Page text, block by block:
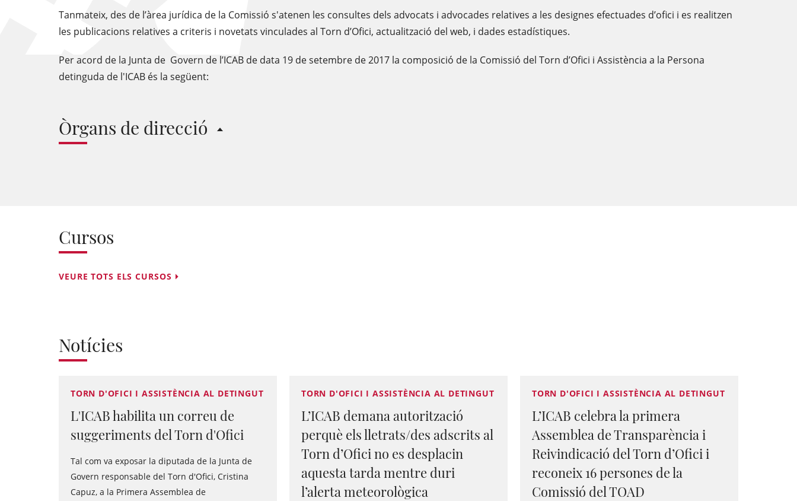
Tanmateix, des de l’àrea jurídica de la Comissió s'atenen les consultes dels advocats i advocades relatives a les designes efectuades d’ofici i es realitzen
les publicacions relatives a criteris i novetats vinculades al Torn d’Ofici, actualització del web, i dades estadístiques.
Per acord de la Junta de Govern de l’ICAB de data 19 de setembre de 2017 la composició de la Comissió del Torn d’Ofici i Assistència a la Persona
detinguda de l'ICAB és la següent:
Òrgans de direcció
Cursos
VEURE TOTS ELS CURSOS
Notícies
TORN D'OFICI I ASSISTÈNCIA AL DETINGUT
L'ICAB habilita un correu de
suggeriments del Torn d'Ofici
Tal com va exposar la diputada de la Junta de
Govern responsable del Torn d'Ofici, Cristina
Capuz, a la Primera Assemblea de
TORN D'OFICI I ASSISTÈNCIA AL DETINGUT
L’ICAB demana autorització
perquè els lletrats/des adscrits al
Torn d’Ofici no es desplacin
aquesta tarda mentre duri
l’alerta meteorològica
TORN D'OFICI I ASSISTÈNCIA AL DETINGUT
L’ICAB celebra la primera
Assemblea de Transparència i
Reivindicació del Torn d’Ofici i
reconeix 16 persones de la
Comissió del TOAD